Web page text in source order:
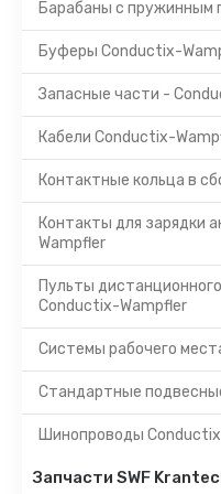
Барабаны с пружинным
Буферы Conductix-
Запасные части -
Кабели Conductix-
Контактные кольца в
Контакты для зарядки
Wampfler
Пульты
Conductix-Wampfler
Системы рабочего
Стандартные
Шинопроводы
Запчасти SWF